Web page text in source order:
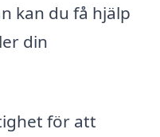
kan du få hjälp
din
för att